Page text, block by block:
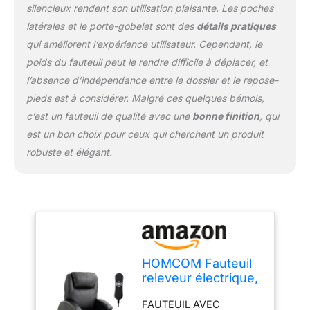
ATOUTS PRATIQUES :
Doté de multiples poches
gobelets, ce fauteuil
inclinable offre un
rangement pratique pour
les télécommandes, les
boissons et autres petits
permettant de garder
son style moderne, ce
fauteuil relax électrique
s'harmonise à merveille
chambres et salles de
détente. Parfait pour les
seniors, les aidants ou
silencieux rendent son utilisation plaisante. Les poches
latérales et le porte-gobelet sont des détails pratiques
qui améliorent l’expérience utilisateur. Cependant, le
poids du fauteuil peut le rendre difficile à déplacer, et
l’absence d’indépendance entre le dossier et le repose-
pieds est à considérer. Malgré ces quelques bémols,
c’est un fauteuil de qualité avec une bonne finition, qui
est un bon choix pour ceux qui cherchent un produit
robuste et élégant.
HOMCOM Fauteuil
releveur électrique,
électrique en PU,
FAUTEUIL AVEC